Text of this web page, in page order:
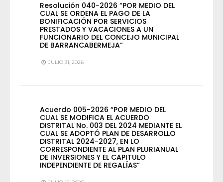
Resolución 040-2026 “POR MEDIO DEL
CUAL SE ORDENA EL PAGO DE LA
BONIFICACIÓN POR SERVICIOS
PRESTADOS Y VACACIONES A UN
FUNCIONARIO DEL CONCEJO MUNICIPAL
DE BARRANCABERMEJA”
JULIO 31, 2026
Acuerdo 005-2026 “POR MEDIO DEL
CUAL SE MODIFICA EL ACUERDO
DISTRITAL No. 003 DEL 2024 MEDIANTE EL
CUAL SE ADOPTÓ PLAN DE DESARROLLO
DISTRITAL 2024-2027, EN LO
CORRESPONDIENTE AL PLAN PLURIANUAL
DE INVERSIONES Y EL CAPITULO
INDEPENDIENTE DE REGALÍAS”